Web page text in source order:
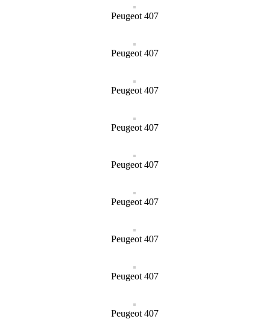
Peugeot 407
Peugeot 407
Peugeot 407
Peugeot 407
Peugeot 407
Peugeot 407
Peugeot 407
Peugeot 407
Peugeot 407